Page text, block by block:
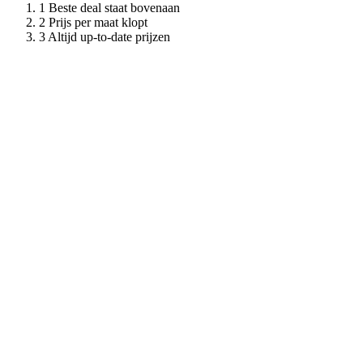
Beste deal staat bovenaan
Prijs per maat klopt
Altijd up-to-date prijzen